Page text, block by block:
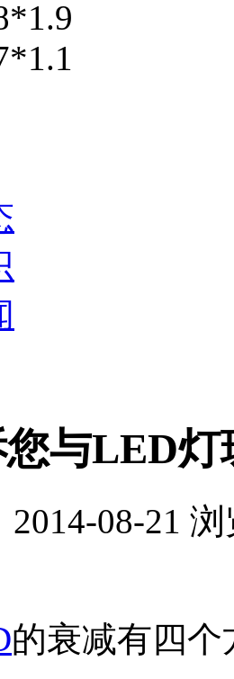
与LED
08-21
的衰减有四